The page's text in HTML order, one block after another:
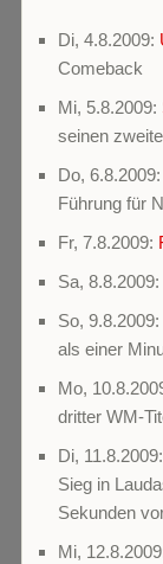
Di, 4.8.2009:
Comeback
Mi, 5.8.2009:
seinen
Do, 6.8.2009:
Führung für
Fr, 7.8.2009:
Sa, 8.8.2009:
So, 9.8.2009:
als einer
Mo,
dritter WM-
Di, 11.8.2009:
Sieg in
Sekunden
Mi,